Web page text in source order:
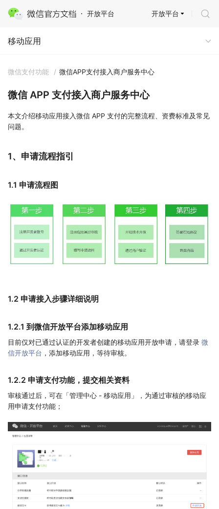
开放平台
移动应用
开放平台
移动应用
微信支付功能 / 微信APP支付接入商户服务中心
微信 APP 支付接入商户服务中心
本文介绍移动应用接入微信 APP 支付的完整流程、资费标准及常见
问题。
1、申请流程指引
1.1 申请流程图
1.2 申请接入步骤详细说明
1.2.1 到微信开放平台添加移动应用
目前仅对已通过认证的开发者创建的移动应用开放申请，请登录 微
信开放平台 ，添加移动应用，等待审核。
1.2.2 申请支付功能，提交相关资料
审核通过后，可在「管理中心 - 移动应用」，为通过审核的移动应
用申请支付功能；